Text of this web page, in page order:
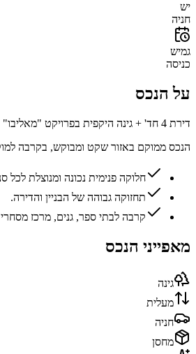
יש
חניה
גמיש
כניסה
על הנכס
דירת 4 חד' + גינה היקפית בפרויקט "מאליבו" במיקום עורפי ושקט, לדירה 2 חניות פרטיות + מחסן, מטבח משודרג, יחידת הורים מרווחת, אופציה להרחבה של סלון הבית + ניתן לייצר חדר שינה נוסף במידה ורוכשים להשקעה.
הנכס ממוקם באזור שקט ומבוקש, בקרבה
חלוקה פנימית נכונה ומנוצלת לכל
תחזוקה גבוהה של הבניין והדירה.
קרבה לבתי ספר, גנים, מרכז מסחרי
מאפייני הנכס
גינה
מעלית
חניה
מחסן